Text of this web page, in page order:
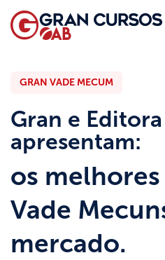
GRAN VADE MECUM
Gran e
apresentam:
os melhores
Vade
mercado.